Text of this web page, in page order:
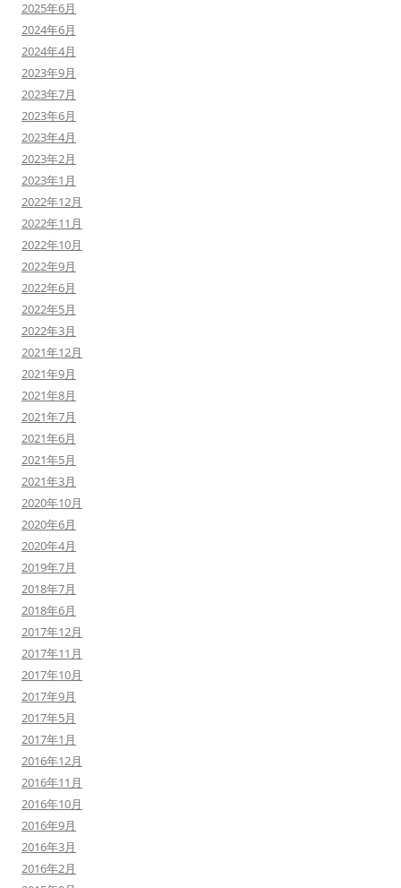
2025年6月
2024年6月
2024年4月
2023年9月
2023年7月
2023年6月
2023年4月
2023年2月
2023年1月
2022年12月
2022年11月
2022年10月
2022年9月
2022年6月
2022年5月
2022年3月
2021年12月
2021年9月
2021年8月
2021年7月
2021年6月
2021年5月
2021年3月
2020年10月
2020年6月
2020年4月
2019年7月
2018年7月
2018年6月
2017年12月
2017年11月
2017年10月
2017年9月
2017年5月
2017年1月
2016年12月
2016年11月
2016年10月
2016年9月
2016年3月
2016年2月